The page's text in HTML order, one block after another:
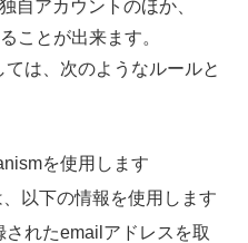
自アカウントのほか、
ことが出来ます。
は、次のようなルールと
を使用します
以下の情報を使用します
れたemailアドレスを取